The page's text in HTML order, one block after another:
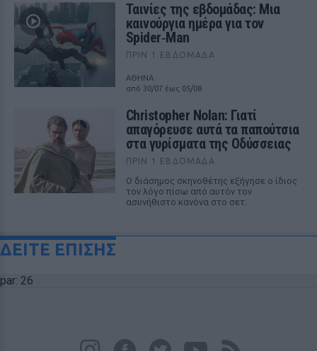
Ταινίες της εβδομάδας: Μια
καινούργια ημέρα για τον
Spider‑Man
ΠΡΙΝ 1 ΕΒΔΟΜΆΔΑ
ΑΘΗΝΑ
από 30/07 έως 05/08
Christopher Nolan: Γιατί
απαγόρευσε αυτά τα παπούτσια
στα γυρίσματα της Οδύσσειας
ΠΡΙΝ 1 ΕΒΔΟΜΆΔΑ
Ο διάσημος σκηνοθέτης εξήγησε ο ίδιος
τον λόγο πίσω από αυτόν τον
ασυνήθιστο κανόνα στο σετ.
ΔΕΙΤΕ ΕΠΙΣΗΣ
par: 26